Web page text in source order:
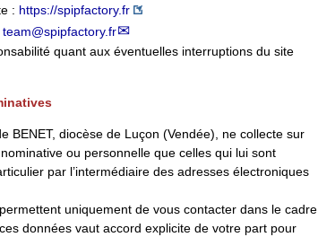
: https://spipfactory.fr
team@spipfactory.fr
quant aux éventuelles interruptions du site
BENET, diocèse de Luçon (Vendée), ne collecte sur
ou personnelle que celles qui lui sont
par l’intermédiaire des adresses électroniques
uniquement de vous contacter dans le cadre
données vaut accord explicite de votre part pour